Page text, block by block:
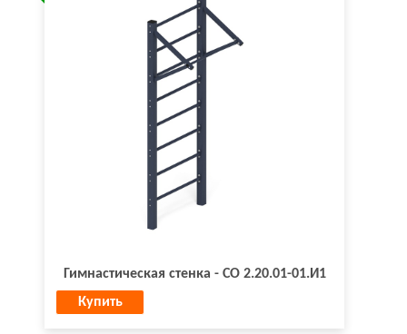
Гимнастическая стенка - СО 2.20.01-01.И1
Купить